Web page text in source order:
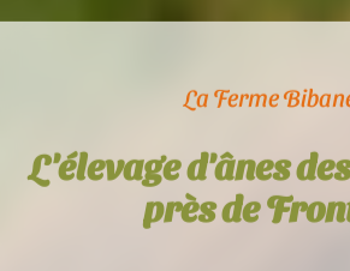
La Ferme
L'élevage d'ânes
près de